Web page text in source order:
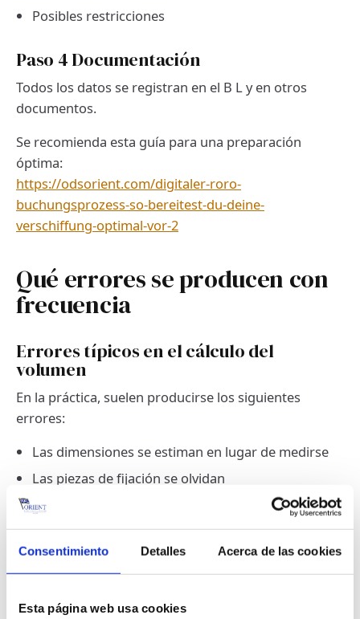
Consentimiento Detalles Acerca de las cookies
Esta página web usa cookies
Posibles restricciones
Paso 4 Documentación
Todos los datos se registran en el B L y en otros
documentos.
Se recomienda esta guía para una preparación
óptima:
https://odsorient.com/digitaler-roro-
buchungsprozess-so-bereitest-du-deine-
verschiffung-optimal-vor-2
Qué errores se producen con
frecuencia
Errores típicos en el cálculo del
volumen
En la práctica, suelen producirse los siguientes
errores:
Las dimensiones se estiman en lugar de medirse
Las piezas de fijación se olvidan
Las dimensiones se convierten incorrectamente
Se subestima la altura
Efectos de estos errores
Los errores en el cálculo del roro cbm pueden